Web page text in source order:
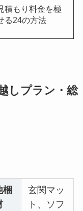
積もり料金を極
る24の方法
しプラン・総
梱
玄関マッ
ト、ソフ